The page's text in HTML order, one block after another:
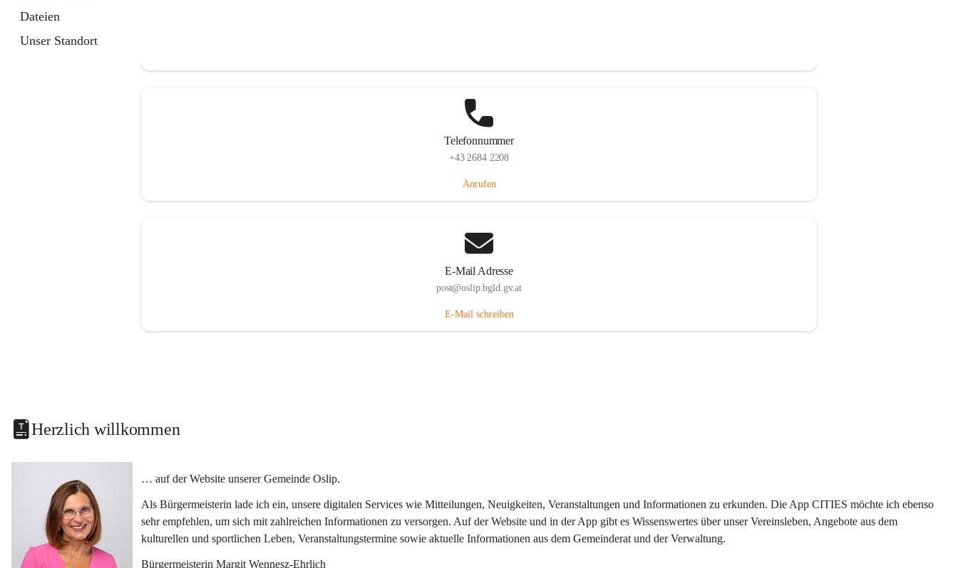
Dateien
Unser Standort
Telefonnummer
+43 2684 2208
Anrufen
E-Mail Adresse
post@oslip.bgld.gv.at
E-Mail schreiben
Herzlich willkommen
… auf der Website unserer Gemeinde Oslip.
Als Bürgermeisterin lade ich ein, unsere digitalen Services wie Mitteilungen, Neuigkeiten, Veranstaltungen und Informationen zu erkunden. Die App CITIES möchte ich ebenso
sehr empfehlen, um sich mit zahlreichen Informationen zu versorgen. Auf der Website und in der App gibt es Wissenswertes über unser Vereinsleben, Angebote aus dem
kulturellen und sportlichen Leben, Veranstaltungstermine sowie aktuelle Informationen aus dem Gemeinderat und der Verwaltung.
Bürgermeisterin Margit Wennesz-Ehrlich